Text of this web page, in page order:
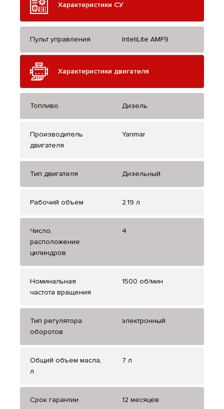
Характеристики СУ
Пульт управления InteliLite AMF9
Характеристики двигателя
Топливо Дизель
Производитель
двигателя
Yanmar
Тип двигателя Дизельный
Рабочий объем 2.19 л
Число,
расположение
цилиндров
4
Номинальная
частота вращения
1500 об/мин
Тип регулятора
оборотов
электронный
Общий объем масла,
л
7 л
Срок гарантии 12 месяцев